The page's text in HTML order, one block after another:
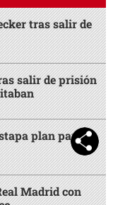
tras salir de
salir de prisión
plan para
Madrid con